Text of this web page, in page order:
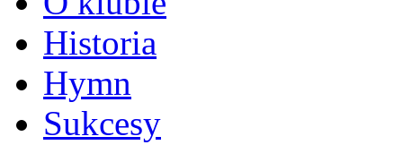
Historia
Hymn
Sukcesy